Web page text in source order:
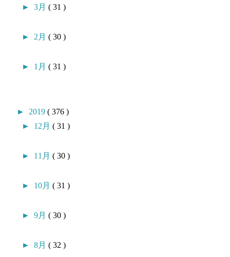
►3月( 31 )
► 2月( 30 )
► 1月( 31 )
► 2019( 376 )
► 12月( 31 )
► 11月( 30 )
► 10月( 31 )
►9月( 30 )
►8月( 32 )